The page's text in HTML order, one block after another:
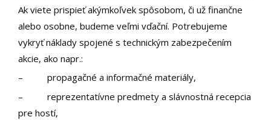
Ak viete prispieť akýmkoľvek spôsobom, či už finančne
alebo osobne, budeme veľmi vďační. Potrebujeme
vykryť náklady spojené s technickým zabezpečením
akcie, ako napr.:
– propagačné a informačné materiály,
– reprezentatívne predmety a slávnostná recepcia
pre hostí,